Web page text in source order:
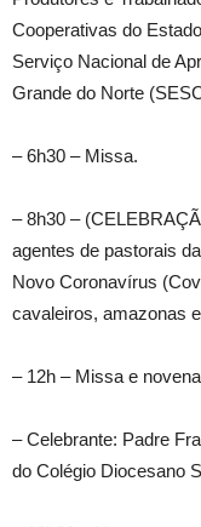
Cooperativas do
Serviço Nacional de
Grande do Norte
– 6h30 – Missa.
– 8h30 –
agentes de pastorais
Novo Coronavírus
cavaleiros, amazonas
– 12h – Missa e
– Celebrante: Padre
do Colégio Diocesano